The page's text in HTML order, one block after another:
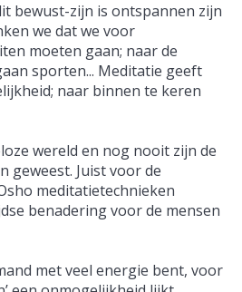
bewust-zijn is ontspannen zijn
we dat we voor
moeten gaan; naar de
sporten... Meditatie geeft
naar binnen te keren
wereld en nog nooit zijn de
geweest. Juist voor de
meditatietechnieken
benadering voor de mensen
met veel energie bent, voor